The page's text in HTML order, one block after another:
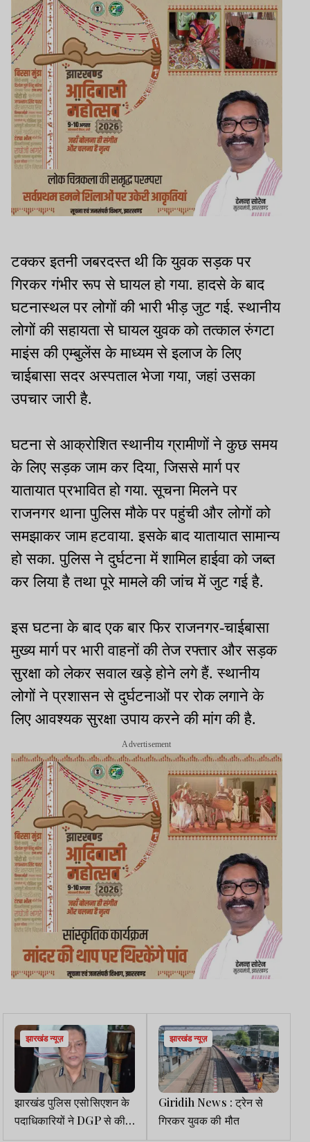
टक्कर इतनी जबरदस्त थी कि युवक सड़क पर
गिरकर गंभीर रूप से घायल हो गया. हादसे के बाद
घटनास्थल पर लोगों की भारी भीड़ जुट गई. स्थानीय
लोगों की सहायता से घायल युवक को तत्काल रुंगटा
माइंस की एम्बुलेंस के माध्यम से इलाज के लिए
चाईबासा सदर अस्पताल भेजा गया, जहां उसका
उपचार जारी है.
घटना से आक्रोशित स्थानीय ग्रामीणों ने कुछ समय
के लिए सड़क जाम कर दिया, जिससे मार्ग पर
यातायात प्रभावित हो गया. सूचना मिलने पर
राजनगर थाना पुलिस मौके पर पहुंची और लोगों को
समझाकर जाम हटवाया. इसके बाद यातायात सामान्य
हो सका. पुलिस ने दुर्घटना में शामिल हाईवा को जब्त
कर लिया है तथा पूरे मामले की जांच में जुट गई है.
इस घटना के बाद एक बार फिर राजनगर-चाईबासा
मुख्य मार्ग पर भारी वाहनों की तेज रफ्तार और सड़क
सुरक्षा को लेकर सवाल खड़े होने लगे हैं. स्थानीय
लोगों ने प्रशासन से दुर्घटनाओं पर रोक लगाने के
लिए आवश्यक सुरक्षा उपाय करने की मांग की है.
Advertisement
झारखंड न्यूज़
झारखंड पुलिस एसोसिएशन के
पदाधिकारियों ने DGP से की
मुलाकात, प्रोन्नति व
झारखंड न्यूज़
Giridih News : ट्रेन से
गिरकर युवक की मौत